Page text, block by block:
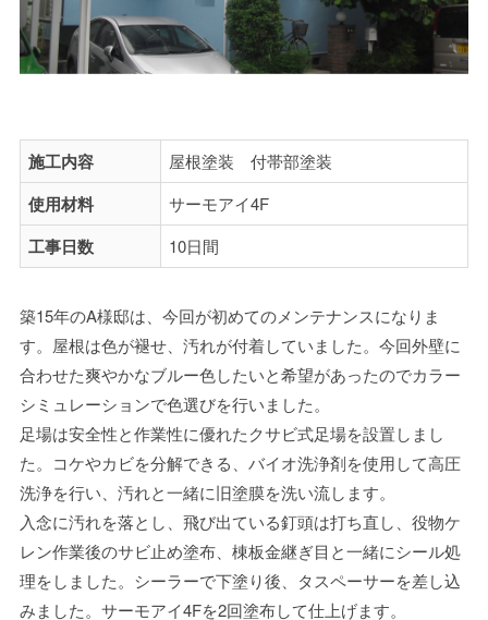
施工内容 屋根塗装 付帯部塗装
使用材料 サーモアイ4F
工事日数 10日間
築15年のA様邸は、今回が初めてのメンテナンスになりま
す。屋根は色が褪せ、汚れが付着していました。今回外壁に
合わせた爽やかなブルー色したいと希望があったのでカラー
シミュレーションで色選びを行いました。
足場は安全性と作業性に優れたクサビ式足場を設置しまし
た。コケやカビを分解できる、バイオ洗浄剤を使用して高圧
洗浄を行い、汚れと一緒に旧塗膜を洗い流します。
入念に汚れを落とし、飛び出ている釘頭は打ち直し、役物ケ
レン作業後のサビ止め塗布、棟板金継ぎ目と一緒にシール処
理をしました。シーラーで下塗り後、タスペーサーを差し込
みました。サーモアイ4Fを2回塗布して仕上げます。